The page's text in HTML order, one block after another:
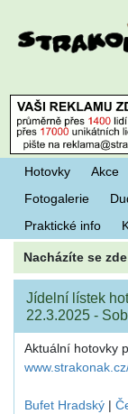
Hotovky Akce
Fotogalerie
Praktické info
Nacházíte se zde
Jídelní lístek
22.3.2025 -
Aktuální hotovky
Bufet Hradský |